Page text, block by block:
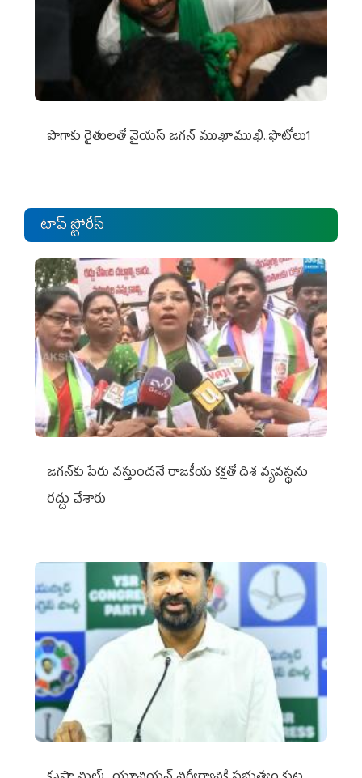
పొగాకు రైతుల‌తో వైయ‌స్ జ‌గ‌న్ ముఖాముఖి..ఫొటోలు1
టాప్ స్టోరీస్
జగన్‌కు పేరు వస్తుందనే రాజకీయ కక్షతో దిశ వ్య‌వ‌స్థ‌ను
రద్దు చేశారు